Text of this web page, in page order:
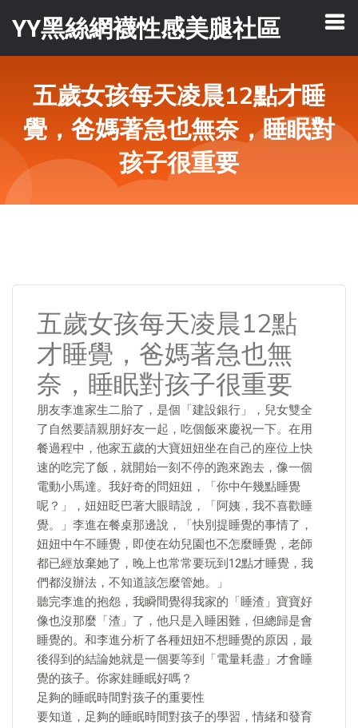
YY黑絲網襪性感美腿社區
五歲女孩每天凌晨12點才睡
覺，爸媽著急也無奈，睡眠對
孩子很重要
五歲女孩每天凌晨12點
才睡覺，爸媽著急也無
奈，睡眠對孩子很重要
朋友李進家生二胎了，是個「建設銀行」，兒女雙全
了自然要請親朋好友一起，吃個飯來慶祝一下。在用
餐過程中，他家五歲的大寶妞妞坐在自己的座位上快
速的吃完了飯，就開始一刻不停的跑來跑去，像一個
電動小馬達。我好奇的問妞妞，「你中午幾點睡覺
呢？」，妞妞眨巴著大眼睛說，「阿姨，我不喜歡睡
覺。」李進在餐桌那邊說，「快別提睡覺的事情了，
妞妞中午不睡覺，即使在幼兒園也不怎麼睡覺，老師
都已經放棄她了，晚上也常常要玩到12點才睡覺，我
們都沒辦法，不知道該怎麼管她。」
聽完李進的抱怨，我瞬間覺得我家的「睡渣」寶寶好
像也沒那麼「渣」了，他只是入睡困難，但總歸是會
睡覺的。和李進分析了各種妞妞不想睡覺的原因，最
後得到的結論她就是一個要等到「電量耗盡」才會睡
覺的孩子。你家娃睡眠好嗎？
足夠的睡眠時間對孩子的重要性
要知道，足夠的睡眠時間對孩子的學習，情緒和發育